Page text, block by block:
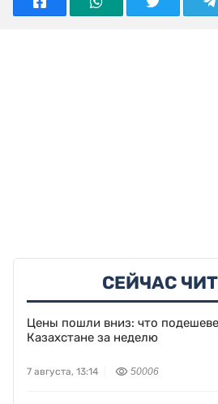
СЕЙЧАС
Цены пошли вниз: что
Казахстане за неделю
7 августа, 13:14 50006